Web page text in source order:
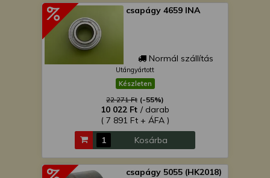
csapágy 4659 INA
Normál szállítás
Utángyártott
Készleten
22 271 Ft (-55%)
10 022 Ft / darab
( 7 891 Ft + ÁFA )
Kosárba
csapágy 5055 (HK2018)